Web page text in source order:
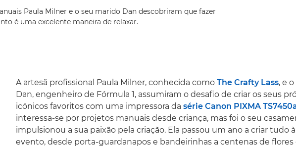
Paula Milner e o seu marido Dan descobriram que fazer
é uma excelente maneira de relaxar.
A artesã profissional Paula Milner, conhecida como The Crafty Lass, e
Dan, engenheiro de Fórmula 1, assumiram o desafio de criar os seus
icónicos favoritos com uma impressora da série Canon PIXMA
interessa-se por projetos manuais desde criança, mas foi o seu
impulsionou a sua paixão pela criação. Ela passou um ano a criar tudo
evento, desde porta-guardanapos e bandeirinhas a centenas de flores